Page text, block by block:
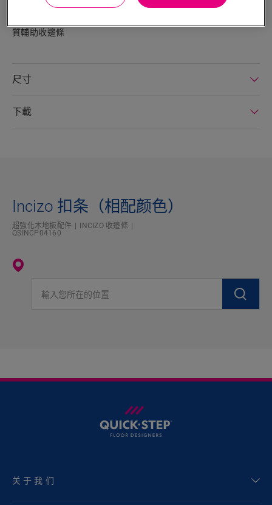
進行地板收邊。只需使用附帶的切割刀對Incizo®按需進行切割
質輔助收邊條
尺寸
下載
Incizo 扣条（相配颜色）
超強化木地板配件
INCIZO 收邊條
QSINCP04160
关于我们